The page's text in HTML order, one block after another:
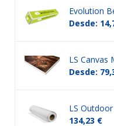
Evolution
Desde:
LS Canvas
Desde:
LS
134,23 €